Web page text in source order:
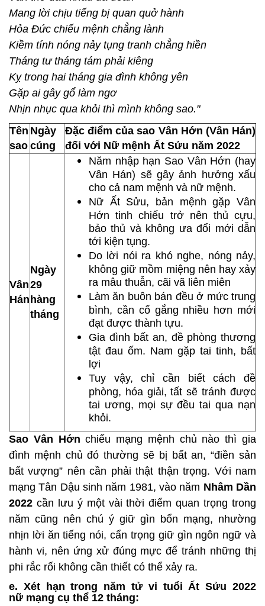
Mang lời chịu tiếng bị quan quở hành
Hỏa Đức chiếu mệnh chẳng lành
Kiềm tính nóng nảy tụng tranh chẳng hiền
Tháng tư tháng tám phải kiêng
Kỵ trong hai tháng gia đình không yên
Gặp ai gây gổ làm ngơ
Nhịn nhục qua khỏi thì mình không sao."
Tên
sao
Ngày
cúng
Đặc điểm của sao Vân Hớn (Vân Hán)
đối với Nữ mệnh Ất Sửu năm 2022
Vân
Hán
Ngày
29
hàng
tháng
Năm nhập hạn Sao Vân Hớn (hay
Vân Hán) sẽ gây ảnh hưởng xấu
cho cả nam mệnh và nữ mệnh.
Nữ Ất Sửu, bản mệnh gặp Vân
Hớn tinh chiếu trở nên thủ cựu,
bảo thủ và không ưa đổi mới dẫn
tới kiện tụng.
Do lời nói ra khó nghe, nóng nảy,
không giữ mồm miệng nên hay xảy
ra mâu thuẫn, cãi vã liên miên
Làm ăn buôn bán đều ở mức trung
bình, cần cố gắng nhiều hơn mới
đạt được thành tựu.
Gia đình bất an, đề phòng thương
tật đau ốm. Nam gặp tai tinh, bất
lợi
Tuy vậy, chỉ cần biết cách đề
phòng, hóa giải, tất sẽ tránh được
tai ương, mọi sự đều tai qua nạn
khỏi.
Sao Vân Hớnchiếu mạng mệnh chủ nào thì gia
đình mệnh chủ đó thường sẽ bị bất an, “điền sản
bất vượng” nên cần phải thật thận trọng. Với nam
mạng Tân Dậu sinh năm 1981, vào năm Nhâm Dần
2022 cần lưu ý một vài thời điểm quan trọng trong
năm cũng nên chú ý giữ gìn bổn mạng, nhường
nhịn lời ăn tiếng nói, cẩn trọng giữ gìn ngôn ngữ và
hành vi, nên ứng xử đúng mực để tránh những thị
phi rắc rối không cần thiết có thể xảy ra.
e. Xét hạn trong năm tử vi tuổi Ất Sửu 2022
nữ mạng cụ thể 12 tháng: